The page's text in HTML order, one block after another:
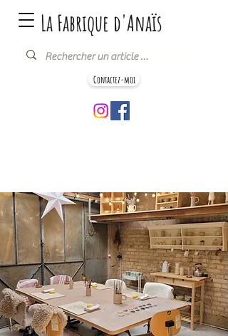
Contactez-moi
La Fabrique d'Anaïs